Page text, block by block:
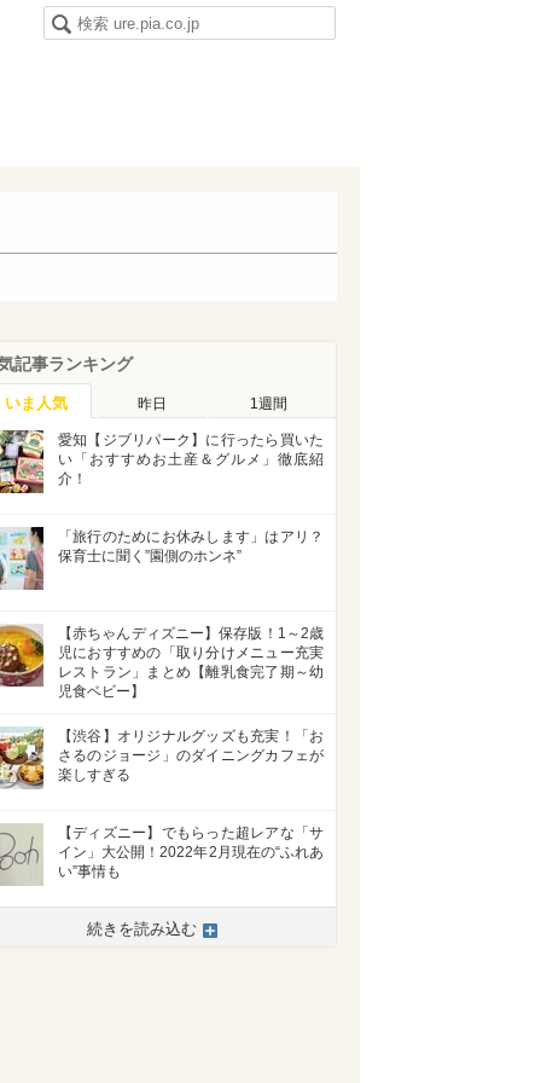
記事ランキング
いま人気 昨日 1週間
愛知【ジブリパーク】に行ったら買いた
い「おすすめお土産＆グルメ」徹底紹
介！
「旅行のためにお休みします」はアリ？
保育士に聞く”園側のホンネ”
【赤ちゃんディズニー】保存版！1～2歳
児におすすめの「取り分けメニュー充実
レストラン」まとめ【離乳食完了期～幼
児食ベビー】
【渋谷】オリジナルグッズも充実！「お
さるのジョージ」のダイニングカフェが
楽しすぎる
【ディズニー】でもらった超レアな「サ
イン」大公開！2022年2月現在の“ふれあ
い”事情も
続きを読み込む